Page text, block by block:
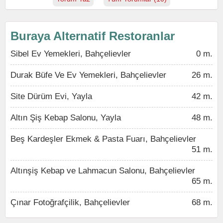
Buraya Alternatif Restoranlar
Sibel Ev Yemekleri, Bahçelievler 0 m.
Durak Büfe Ve Ev Yemekleri, Bahçelievler 26 m.
Site Dürüm Evi, Yayla 42 m.
Altın Şiş Kebap Salonu, Yayla 48 m.
Beş Kardeşler Ekmek & Pasta Fuarı, Bahçelievler
51 m.
Altınşiş Kebap ve Lahmacun Salonu, Bahçelievler
65 m.
Çınar Fotoğrafçilik, Bahçelievler 68 m.